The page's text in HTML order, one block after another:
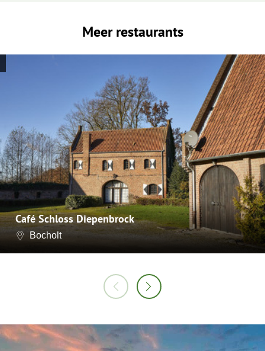
Meer restaurants
Café Schloss Diepenbrock
Bocholt